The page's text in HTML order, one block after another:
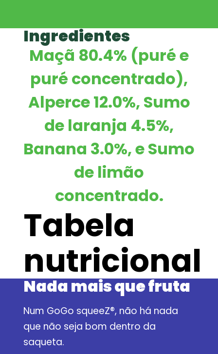
Ingredientes
Maçã 80.4% (puré e
puré concentrado),
Alperce 12.0%, Sumo
de laranja 4.5%,
Banana 3.0%, eSumo
de limão
concentrado.
Tabela
nutricional
Nada mais que fruta
Num GoGo squeeZ®, não há nada
que não seja bom dentro da
saqueta.